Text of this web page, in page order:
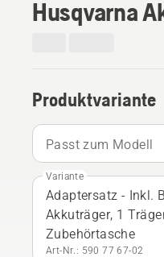
Husqvarna
Produktvariante
Passt zum Modell
Variante
Adaptersatz - Inkl.
Akkuträger, 1
Zubehörtasche
Art-Nr.: 590 77 67‑02